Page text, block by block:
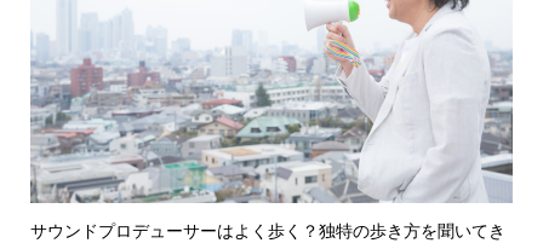
サウンドプロデューサーはよく歩く？独特の歩き方を聞いてき